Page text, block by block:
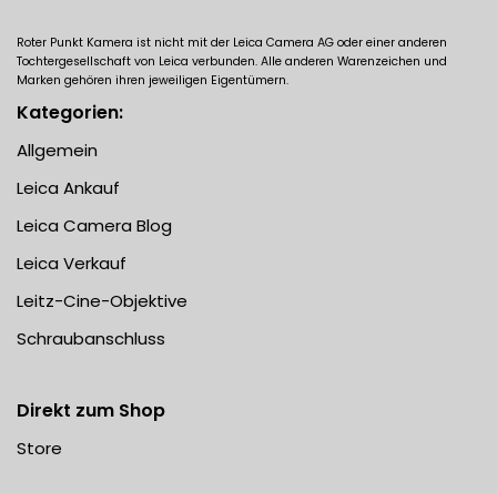
Roter Punkt Kamera ist nicht mit der Leica Camera AG oder einer anderen
Tochtergesellschaft von Leica verbunden. Alle anderen Warenzeichen und
Marken gehören ihren jeweiligen Eigentümern.
Kategorien:
Allgemein
Leica Ankauf
Leica Camera Blog
Leica Verkauf
Leitz-Cine-Objektive
Schraubanschluss
Direkt zum Shop
Store